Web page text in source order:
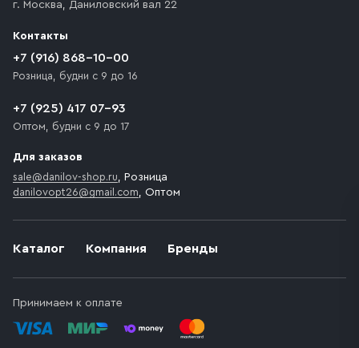
Каталог Компания Бренды
Принимаем к оплате
г. Москва, Даниловский вал 22
Контакты
+7 (916) 868-10-00
Розница, будни с 9 до 16
+7 (925) 417 07-93
Оптом, будни с 9 до 17
Для заказов
sale@danilov-shop.ru, Розница
danilovopt26@gmail.com, Оптом